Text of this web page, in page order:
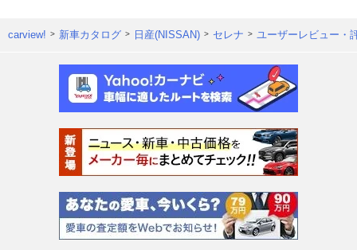
carview! 新車カタログ 日産(NISSAN) セレナ ユーザーレビュー・